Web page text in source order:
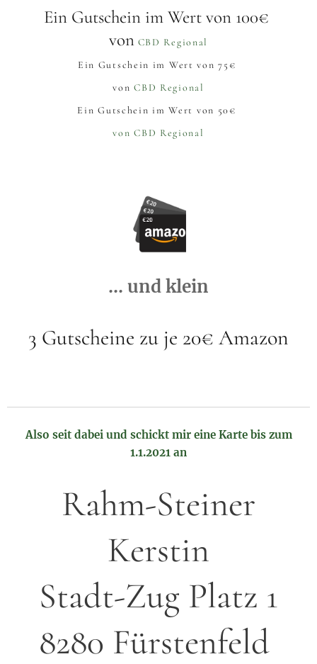
Ein Gutschein im Wert von 100€
vonCBD Regional
Ein Gutschein im Wert von 75€
vonCBD Regional
Ein Gutschein im Wert von 50€
von CBD Regional
... und klein
3 Gutscheine zu je 20€ Amazon
Also seit dabei und schickt mir eine Karte bis zum
1.1.2021 an
Rahm-Steiner
Kerstin
Stadt-Zug Platz 1
8280 Fürstenfeld